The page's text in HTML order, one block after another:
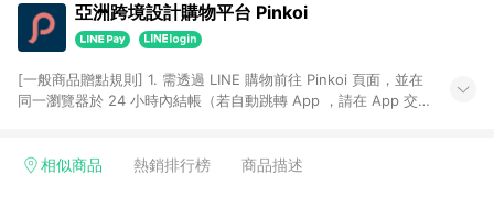
亞洲跨境設計購物平台 Pinkoi
[一般商品贈點規則] 1. 需透過 LINE 購物前往 Pinkoi 頁面，並在
同一瀏覽器於 24 小時內結帳（若自動跳轉 App ，請在 App 交
回饋訂單不得享有 Pinkoi 站方優惠，例如首購優惠，P coins，
相似商品 熱銷排行榜 商品描述